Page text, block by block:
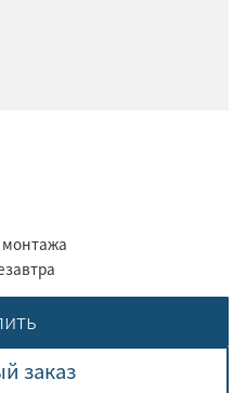
монтажа
заказ